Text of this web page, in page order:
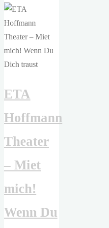
–
Nichts
ETA
Hoffmann
Theater
– Miet
mich!
Wenn Du